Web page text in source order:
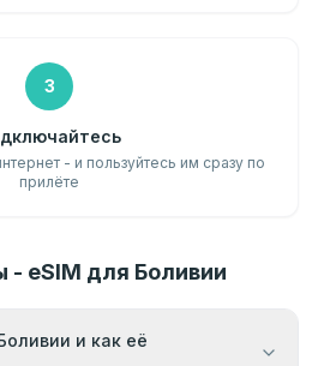
3
- и пользуйтесь им сразу по
прилёте
- eSIM для Боливии
и как её